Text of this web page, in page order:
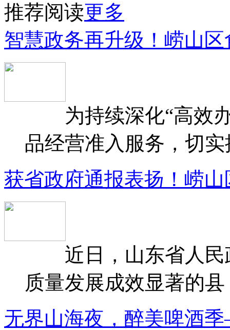
推荐阅读更多
智慧政务再升级！崂山
为持续深化“高效办
品经营准入服务，切
获省政府通报表扬！崂
近日，山东省人民
质量发展成效显著的
无界山海夜，醉美啤酒